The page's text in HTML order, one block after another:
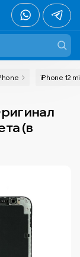
iPhone 12
(в